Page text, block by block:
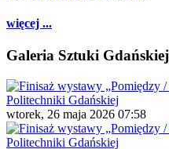
więcej ...
Galeria Sztuki Gdańskiej
wtorek, 26 maja 2026 07:58